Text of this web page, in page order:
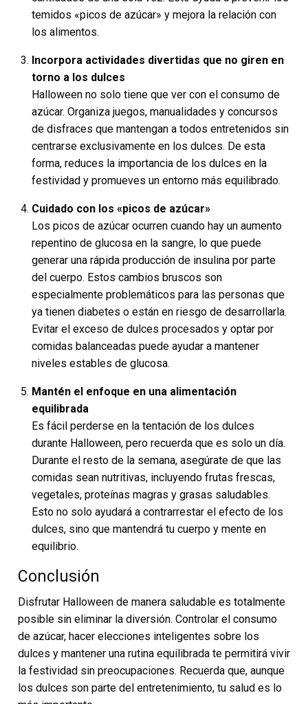
temidos «picos de azúcar» y mejora la relación con
los alimentos.
Incorpora actividades divertidas que no giren en
torno a los dulces
Halloween no solo tiene que ver con el consumo de
azúcar. Organiza juegos, manualidades y concursos
de disfraces que mantengan a todos entretenidos sin
centrarse exclusivamente en los dulces. De esta
forma, reduces la importancia de los dulces en la
festividad y promueves un entorno más equilibrado.
Cuidado con los «picos de azúcar»
Los picos de azúcar ocurren cuando hay un aumento
repentino de glucosa en la sangre, lo que puede
generar una rápida producción de insulina por parte
del cuerpo. Estos cambios bruscos son
especialmente problemáticos para las personas que
ya tienen diabetes o están en riesgo de desarrollarla.
Evitar el exceso de dulces procesados y optar por
comidas balanceadas puede ayudar a mantener
niveles estables de glucosa.
Mantén el enfoque en una alimentación
equilibrada
Es fácil perderse en la tentación de los dulces
durante Halloween, pero recuerda que es solo un día.
Durante el resto de la semana, asegúrate de que las
comidas sean nutritivas, incluyendo frutas frescas,
vegetales, proteínas magras y grasas saludables.
Esto no solo ayudará a contrarrestar el efecto de los
dulces, sino que mantendrá tu cuerpo y mente en
equilibrio.
Conclusión
Disfrutar Halloween de manera saludable es totalmente
posible sin eliminar la diversión. Controlar el consumo
de azúcar, hacer elecciones inteligentes sobre los
dulces y mantener una rutina equilibrada te permitirá vivir
la festividad sin preocupaciones. Recuerda que, aunque
los dulces son parte del entretenimiento, tu salud es lo